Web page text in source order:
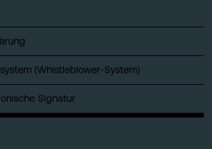
(Whistleblower-System)
Signatur